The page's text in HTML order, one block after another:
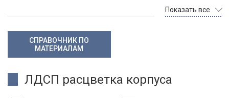
Показать все
СПРАВОЧНИК ПО
МАТЕРИАЛАМ
ЛДСП расцветка корпуса